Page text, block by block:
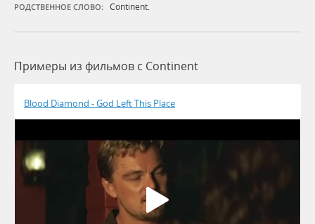
РОДСТВЕННОЕ СЛОВО: Continent.
Примеры из фильмов c Continent
Blood Diamond - God Left This Place